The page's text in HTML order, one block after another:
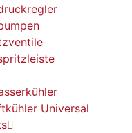
Universal